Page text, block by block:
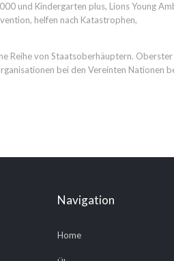
und Kindergarten plus, Lions Young
helfen nach Katastrophen,
Reihe von Staatsoberhäuptern.
bei den Vereinten Nationen
Navigation
Home